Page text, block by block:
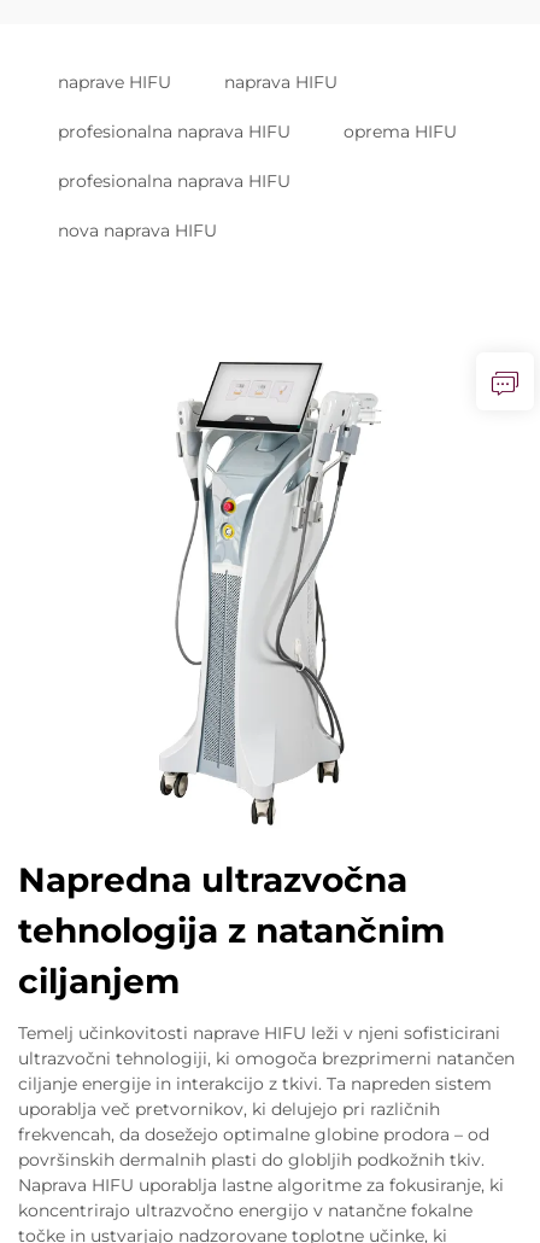
naprave HIFU naprava HIFU
profesionalna naprava HIFU oprema HIFU
profesionalna naprava HIFU
nova naprava HIFU
Napredna ultrazvočna
tehnologija z natančnim
ciljanjem
Temelj učinkovitosti naprave HIFU leži v njeni sofisticirani
ultrazvočni tehnologiji, ki omogoča brezprimerni natančen
ciljanje energije in interakcijo z tkivi. Ta napreden sistem
uporablja več pretvornikov, ki delujejo pri različnih
frekvencah, da dosežejo optimalne globine prodora – od
površinskih dermalnih plasti do globljih podkožnih tkiv.
Naprava HIFU uporablja lastne algoritme za fokusiranje, ki
koncentrirajo ultrazvočno energijo v natančne fokalne
točke in ustvarjajo nadzorovane toplotne učinke, ki